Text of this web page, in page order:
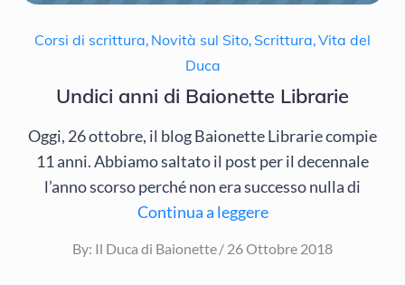
Corsi di scrittura, Novità sul Sito, Scrittura,Vita del
Duca
Undici anni di Baionette Librarie
Oggi, 26 ottobre, il blog Baionette Librarie compie
11 anni. Abbiamo saltato il post per il decennale
l’anno scorso perché non era successo nulla di
Continua a leggere
By: Il Duca di Baionette
Posted
26 Ottobre 2018